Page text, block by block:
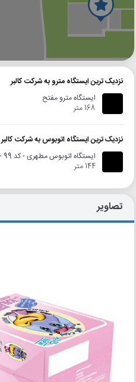
گوگل
نزدیک ترین ایستگاه مترو به شرکت کالبر
ایستگاه مترو مفتح
168 متر
نزدیک ترین ایستگاه اتوبوس به شرکت کالبر
ایستگاه اتوبوس مطهری - کد 99 - شمال به جنوب
144 متر
تصاویر